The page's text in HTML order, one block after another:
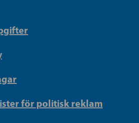
för politisk reklam